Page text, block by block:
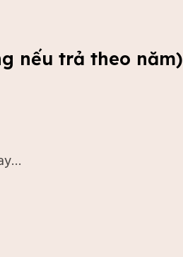
nếu trả theo năm)